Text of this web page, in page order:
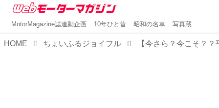
MotorMagazine誌連動企画 10年ひと昔 昭和の名車 写真蔵
HOME ちょいふるジョイフル